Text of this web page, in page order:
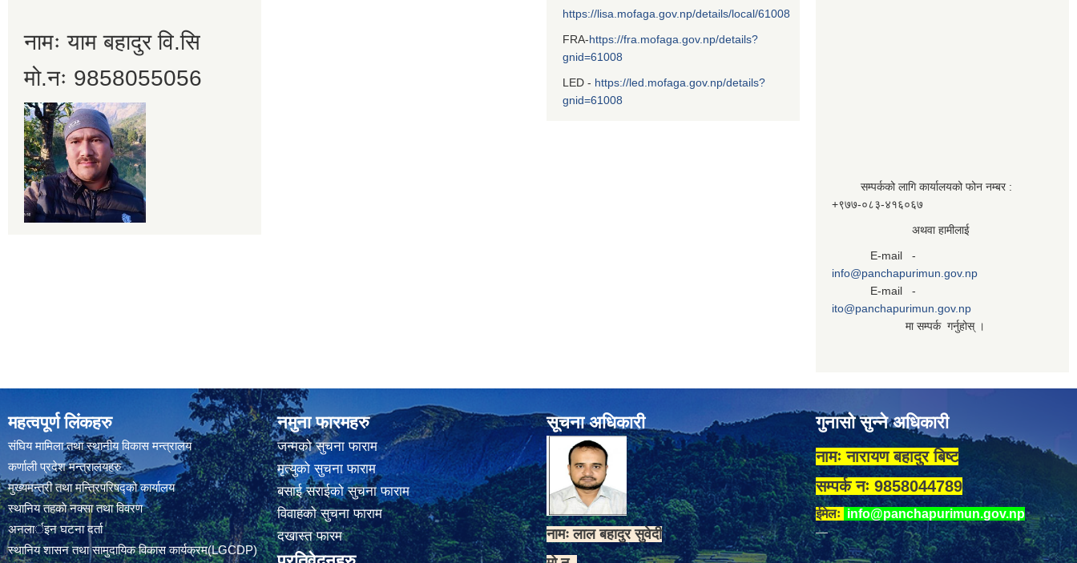
नामः याम बहादुर वि.सि
मो.नः 9858055056
https://lisa.mofaga.gov.np/details/local/61008
FRA-https://fra.mofaga.gov.np/details?
gnid=61008
LED - https://led.mofaga.gov.np/details?
gnid=61008
सम्पर्कको लागि कार्यालयको फोन नम्बर :
+९७७-०८३‍-४१६०६७
अथवा हामीलाई
E-mail -
info@panchapurimun.gov.np
E-mail -
ito@panchapurimun.gov.np
मा सम्पर्क गर्नुहोस् ।
महत्वपूर्ण लिंकहरु
संघिय मामिला तथा स्थानीय विकास मन्त्रालय
कर्णाली प्रदेश मन्त्रालयहरु
मुख्यमन्त्री तथा मन्त्रिपरिषद्को कार्यालय
स्थानिय तहकाे नक्सा तथा विवरण
अनलार्इन घटना दर्ता
स्थानिय शासन तथा सामुदायिक विकास कार्यक्रम(LGCDP)
नमुना फारमहरु
जन्मको सुचना फाराम
मृत्युको सुचना फाराम
बसाई सराईको सुचना फाराम
विवाहको सुचना फाराम
दखास्त फारम
सूचना अधिकारी
नामः लाल बहादुर सुवेदी
गुनासो सुन्ने अधिकारी
नामः नारायण बहादुर बिष्ट
सम्पर्क नः 9858044789
ईमेलः info@panchapurimun.gov.np